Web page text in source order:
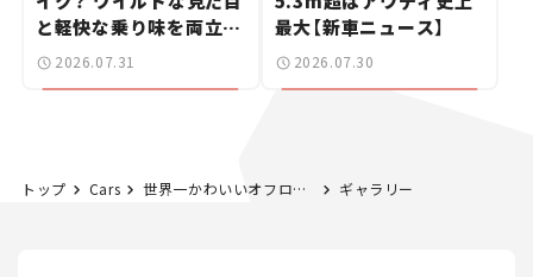
と軽快な乗り味を両立し
た400ccフラットトラッ
2026.07.31
最大【新車ニュース】
2026.07.30
トップ Cars 世界一かわいいオフローダー!? 日本に1台のみの「フェルヴェス・レンジャー」ってどんなクルマ？──【世界の名車・珍車図鑑】Vol.18 ギャラリー